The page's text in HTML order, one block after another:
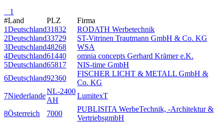
1
#Land PLZ
Firma
1Deutschland31832
RODATH Werbetechnik
2Deutschland33729
ST-Vitrinen Trautmann GmbH & Co. KG
3Deutschland48268
WSA
4Deutschland61440
omnia concepts Gerhard Krämer e.K.
5Deutschland65817
NIS-time GmbH
6Deutschland92360
FISCHER LICHT & METALL GmbH &
Co. KG
7Niederlande
NL-2400
AH
LumitexT
8Österreich 7000
PUBLISITA WerbeTechnik, -Architektur &
VertriebsgmbH